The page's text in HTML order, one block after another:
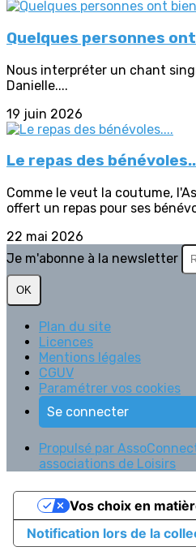
Quelques personnes
Nous interpréter un chant
Danielle....
19 juin 2026
Le repas des
Comme le veut la coutume,
offert un repas pour ses
22 mai 2026
Je m'abonne à la newsletter
OK
Plan du site
Licences
Mentions légales
CGUV
Paramétrer vos cookies
Se connecter
Propulsé par
associations de Loisirs
Notification lors de la
Vos choix en